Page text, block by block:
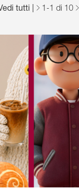
tutti 1 - 1 di 10